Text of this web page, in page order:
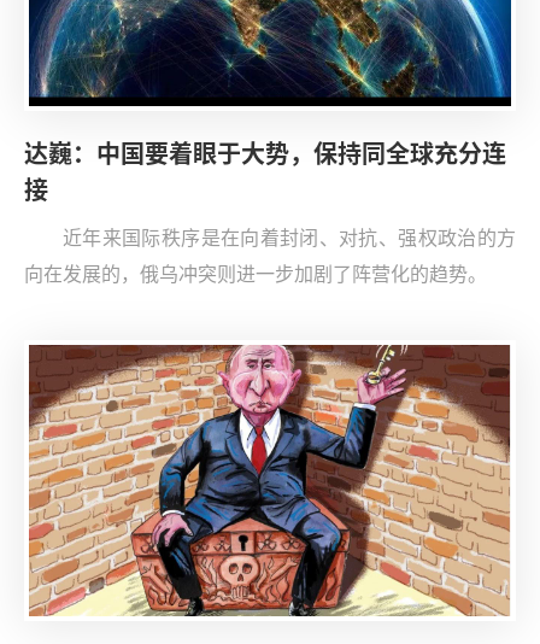
达巍：中国要着眼于大势，保持同全球充分连
接
近年来国际秩序是在向着封闭、对抗、强权政治的方
向在发展的，俄乌冲突则进一步加剧了阵营化的趋势。